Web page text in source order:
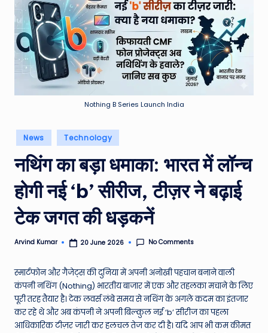
e
a
t
h
T
e
c
h
&
M
o
e
N
e
Nothing B Series Launch India
Posted
in
News Technology
नथिंग का बड़ा धमाका: भारत में लॉन्च
होगी नई ‘b’ सीरीज, टीज़र ने बढ़ाई
टेक जगत की धड़कनें
Posted
Arvind Kumar 20 June 2026 No Comments
स्मार्टफोन और गैजेट्स की दुनिया में अपनी अनोखी पहचान बनाने वाली
कंपनी नथिंग (Nothing) भारतीय बाजार में एक और तहलका मचाने के लिए
पूरी तरह तैयार है। टेक लवर्स लंबे समय से नथिंग के अगले कदम का इंतजार
कर रहे थे और अब कंपनी ने अपनी बिल्कुल नई ‘b’ सीरीज का पहला
आधिकारिक टीज़र जारी कर हलचल तेज कर दी है। यदि आप भी कम कीमत